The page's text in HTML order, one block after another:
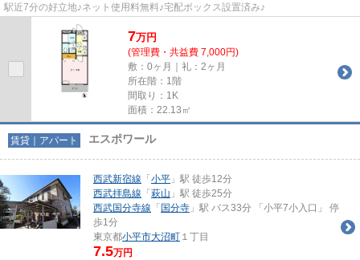
駅近7分の好立地♪ネット使用料無料♪宅配ボックス設置済み♪
7万円
(管理費・共益費 7,000円)
敷：0ヶ月｜礼：2ヶ月
所在階：1階
間取り：1K
面積：22.13㎡
賃貸｜アパート エスポワール
西武新宿線 「 小平 」駅 徒歩12分
西武拝島線 「 萩山 」駅 徒歩25分
西武国分寺線 「 国分寺 」駅 バス33分 「小平7小入口」 停
歩1分
東京都小平市大沼町 １丁目
7.5万円